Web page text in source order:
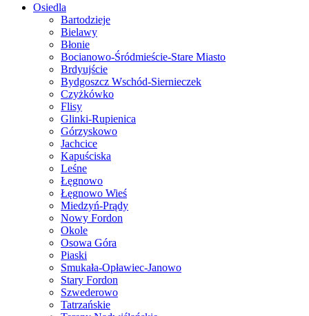
Osiedla
Bartodzieje
Bielawy
Błonie
Bocianowo-Śródmieście-Stare Miasto
Brdyujście
Bydgoszcz Wschód-Siernieczek
Czyżkówko
Flisy
Glinki-Rupienica
Górzyskowo
Jachcice
Kapuściska
Leśne
Łęgnowo
Łęgnowo Wieś
Miedzyń-Prądy
Nowy Fordon
Okole
Osowa Góra
Piaski
Smukała-Opławiec-Janowo
Stary Fordon
Szwederowo
Tatrzańskie